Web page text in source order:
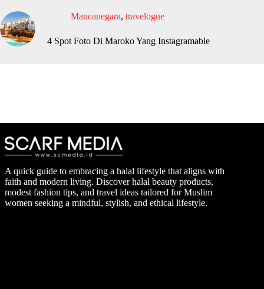
Mancanegara, travelogue
4 Spot Foto Di Maroko Yang Instagramable
A quick guide to embracing a halal lifestyle that aligns with
faith and modern living. Discover halal beauty products,
modest fashion tips, and travel ideas tailored for Muslim
women seeking a mindful, stylish, and ethical lifestyle.